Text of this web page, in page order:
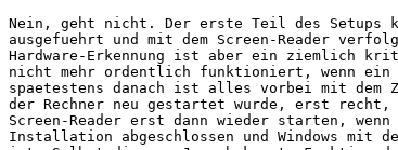
Nein, geht nicht. Der erste Teil des Setups
ausgefuehrt und mit dem Screen-Reader
Hardware-Erkennung ist aber ein ziemlich
nicht mehr ordentlich funktioniert, wenn ein
spaetestens danach ist alles vorbei mit dem
der Rechner neu gestartet wurde, erst recht,
Screen-Reader erst dann wieder starten,
Installation abgeschlossen und Windows mit